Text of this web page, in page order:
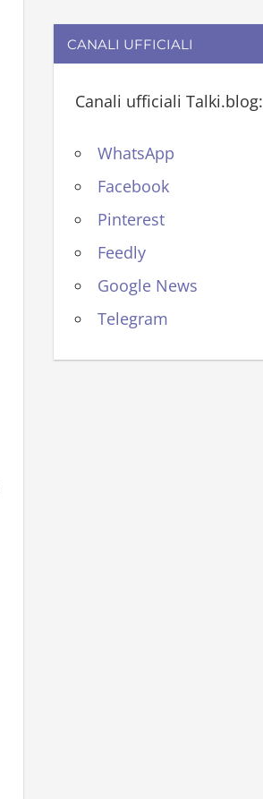
CANALI UFFICIALI
Canali ufficiali Talki.blog:
WhatsApp
Facebook
Pinterest
Feedly
Google News
Telegram